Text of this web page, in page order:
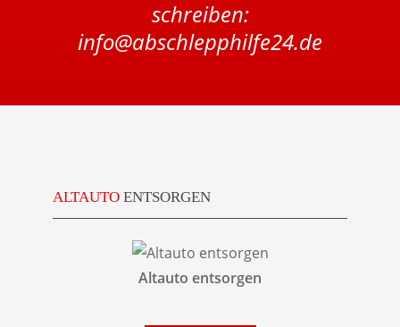
schreiben:
info@abschlepphilfe24.de
ALTAUTO ENTSORGEN
Altauto entsorgen